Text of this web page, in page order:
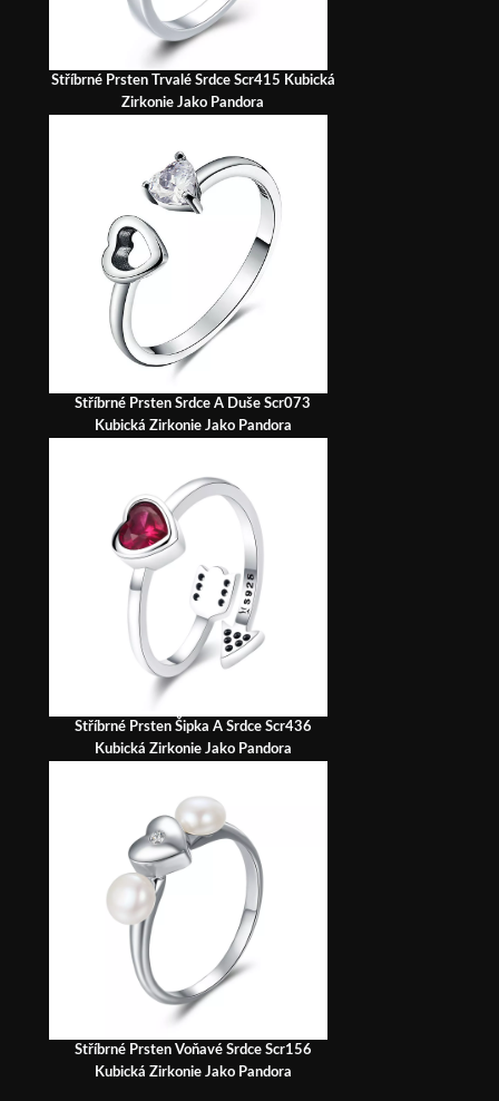
Stříbrné Prsten Trvalé Srdce Scr415 Kubická
Zirkonie Jako Pandora
Stříbrné Prsten Srdce A Duše Scr073
Kubická Zirkonie Jako Pandora
Stříbrné Prsten Šipka A Srdce Scr436
Kubická Zirkonie Jako Pandora
Stříbrné Prsten Voňavé Srdce Scr156
Kubická Zirkonie Jako Pandora